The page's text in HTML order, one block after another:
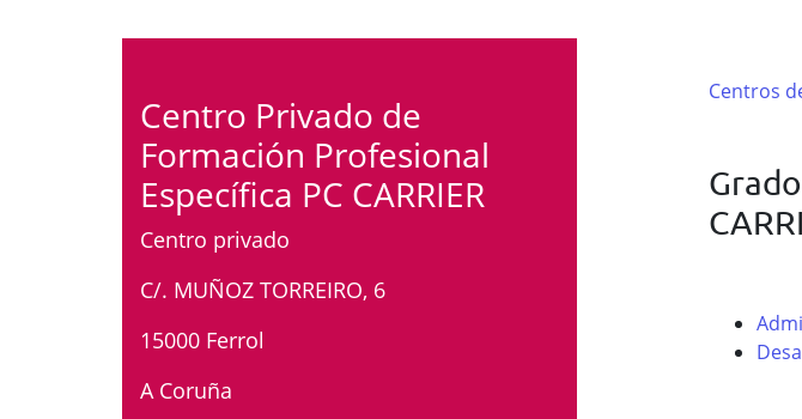
Centro Privado de
Formación Profesional
Específica PC CARRIER
Centro privado
C/. MUÑOZ TORREIRO, 6
15000 Ferrol
A Coruña
Centros